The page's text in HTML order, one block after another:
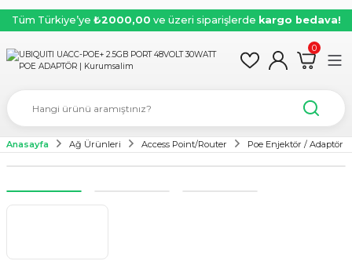
Tüm Türkiye’ye ₺2000,00 ve üzeri siparişlerde kargo bedava!
0
Anasayfa Ağ Ürünleri Access Point/Router Poe Enjektör / Adaptör